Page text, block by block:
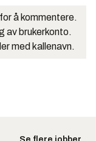
å kommentere.
av brukerkonto.
med kallenavn.